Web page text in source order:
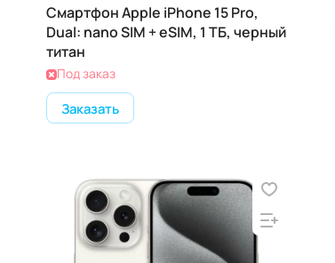
Смартфон Apple iPhone 15 Pro,
Dual: nano SIM + eSIM, 1 ТБ, черный
титан
Под заказ
Заказать